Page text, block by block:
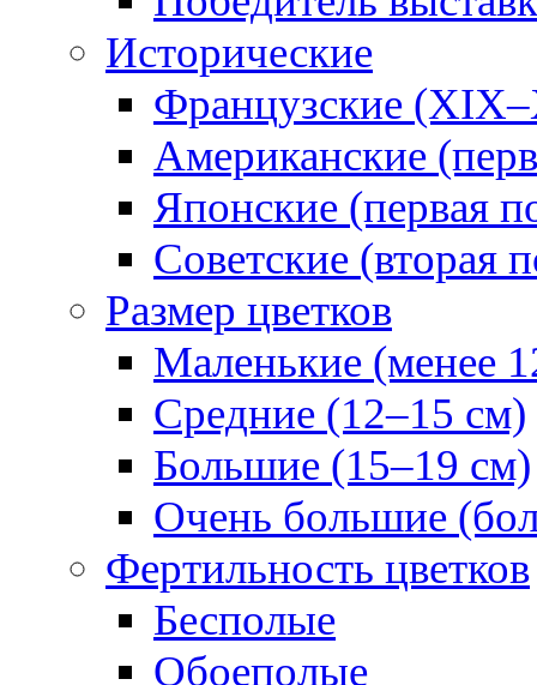
Исторические
Французские
Американские
Японские (первая
Советские (вторая
Размер цветков
Маленькие (менее
Средние (12–15 см)
Большие (15–19 см)
Очень большие
Фертильность цветков
Бесполые
Обоеполые